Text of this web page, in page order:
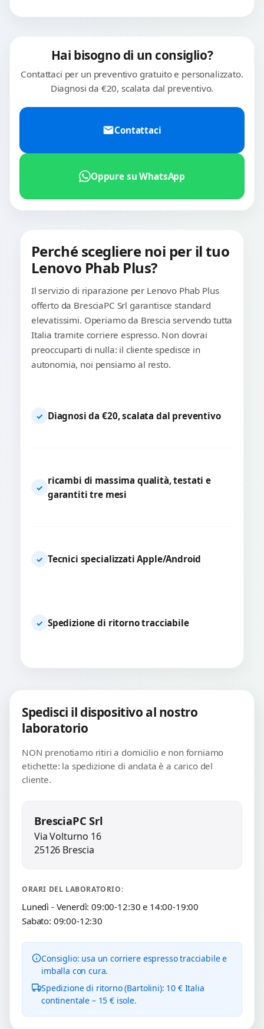
Hai bisogno di un consiglio?
Contattaci per un preventivo gratuito e personalizzato.
Diagnosi da €20, scalata dal preventivo.
Contattaci
Oppure su WhatsApp
Perché scegliere noi per il tuo
Lenovo Phab Plus?
Il servizio di riparazione per Lenovo Phab Plus
offerto da BresciaPC Srl garantisce standard
elevatissimi. Operiamo da Brescia servendo tutta
Italia tramite corriere espresso. Non dovrai
preoccuparti di nulla: il cliente spedisce in
autonomia, noi pensiamo al resto.
✓ Diagnosi da €20, scalata dal preventivo
✓
ricambi di massima qualità, testati e
garantiti tre mesi
✓ Tecnici specializzati Apple/Android
✓ Spedizione di ritorno tracciabile
Spedisci il dispositivo al nostro
laboratorio
NON prenotiamo ritiri a domicilio e non forniamo
etichette: la spedizione di andata è a carico del
cliente.
BresciaPC Srl
Via Volturno 16
25126 Brescia
ORARI DEL LABORATORIO:
Lunedì - Venerdì: 09:00-12:30 e 14:00-19:00
Sabato: 09:00-12:30
Consiglio: usa un corriere espresso tracciabile e
imballa con cura.
Spedizione di ritorno (Bartolini): 10 € Italia
continentale – 15 € isole.